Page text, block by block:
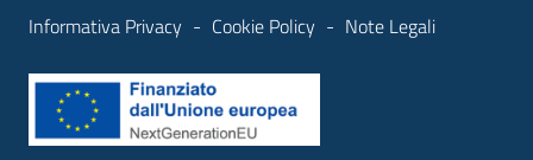
Informativa Privacy - Cookie Policy - Note Legali